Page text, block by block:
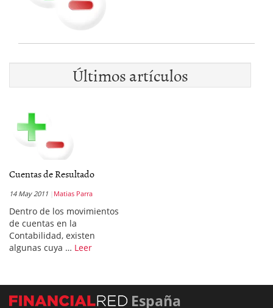
Últimos artículos
Cuentas de Resultado
14 May 2011 Matias Parra
Dentro de los movimientos
de cuentas en la
Contabilidad, existen
algunas cuya … Leer
España